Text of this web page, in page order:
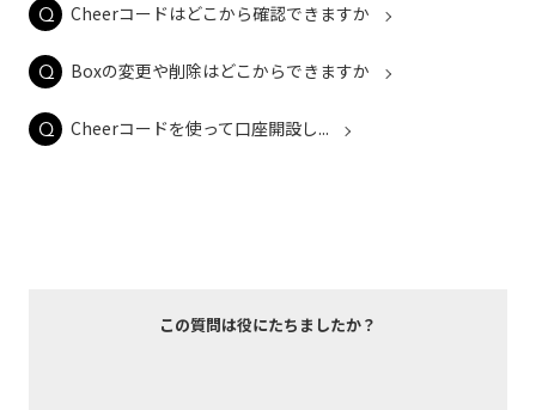
Cheerコードはどこから確認できますか
Boxの変更や削除はどこからできますか
Cheerコードを使って口座開設し...
この質問は役にたちましたか？